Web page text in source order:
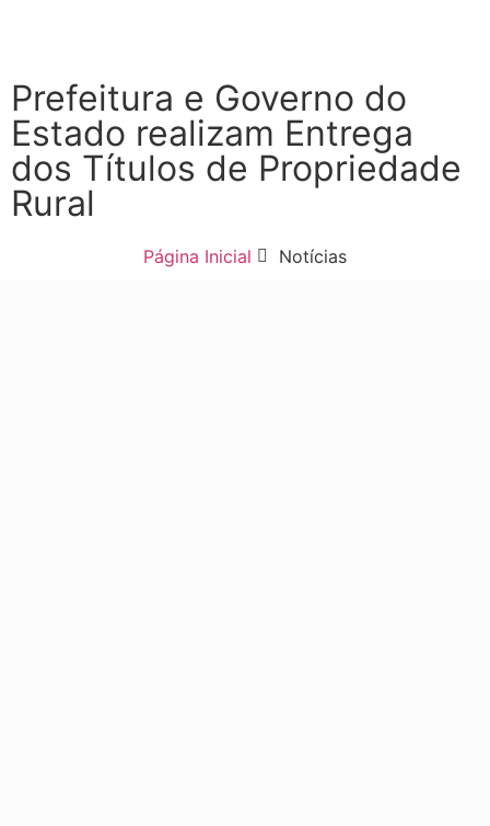
Prefeitura e Governo do
Estado realizam Entrega
dos Títulos de Propriedade
Rural
Página Inicial Notícias